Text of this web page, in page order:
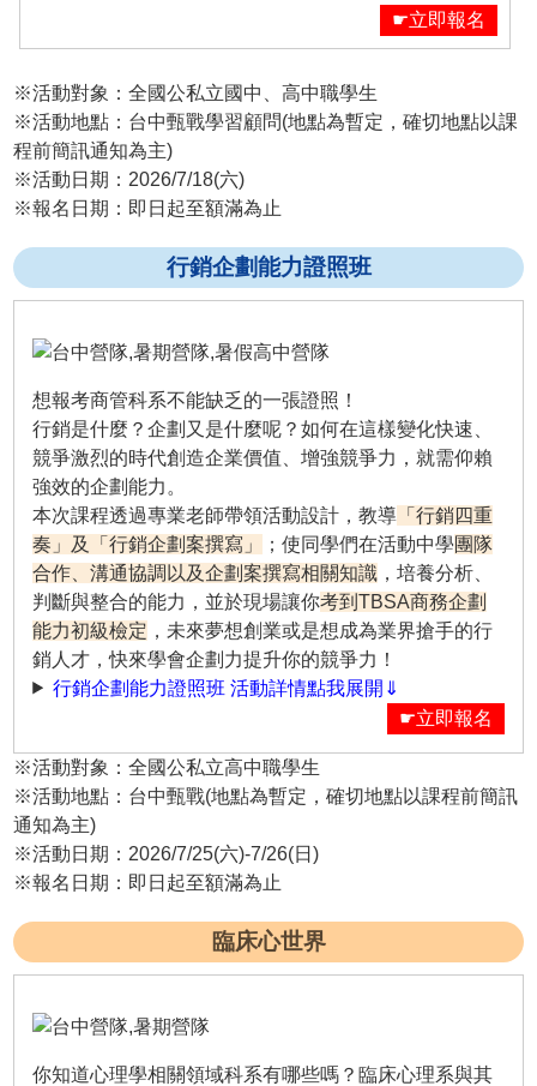
☛立即報名
※活動對象：全國公私立國中、高中職學生
※活動地點：台中甄戰學習顧問(地點為暫定，確切地點以課
程前簡訊通知為主)
※活動日期：2026/7/18(六)
※報名日期：即日起至額滿為止
行銷企劃能力證照班
想報考商管科系不能缺乏的一張證照！
行銷是什麼？企劃又是什麼呢？如何在這樣變化快速、
競爭激烈的時代創造企業價值、增強競爭力，就需仰賴
強效的企劃能力。
本次課程透過專業老師帶領活動設計，教導 「行銷四重
奏」及「行銷企劃案撰寫」
；使同學們在活動中學團隊
合作、溝通協調以及企劃案撰寫相關知識 ，培養分析、
判斷與整合的能力，並於現場讓你考到TBSA商務企劃
能力初級檢定 ，未來夢想創業或是想成為業界搶手的行
銷人才，快來學會企劃力提升你的競爭力！
行銷企劃能力證照班 活動詳情點我展開⇓
☛立即報名
※活動對象：全國公私立高中職學生
※活動地點：台中甄戰(地點為暫定，確切地點以課程前簡訊
通知為主)
※活動日期：2026/7/25(六)-7/26(日)
※報名日期：即日起至額滿為止
臨床心世界
你知道心理學相關領域科系有哪些嗎？臨床心理系與其